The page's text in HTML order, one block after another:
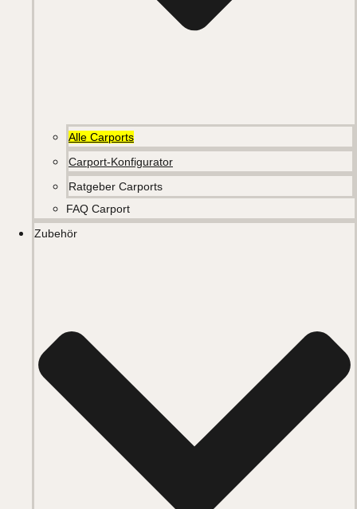
Alle Carports
Carport-Konfigurator
Ratgeber Carports
FAQ Carport
Zubehör